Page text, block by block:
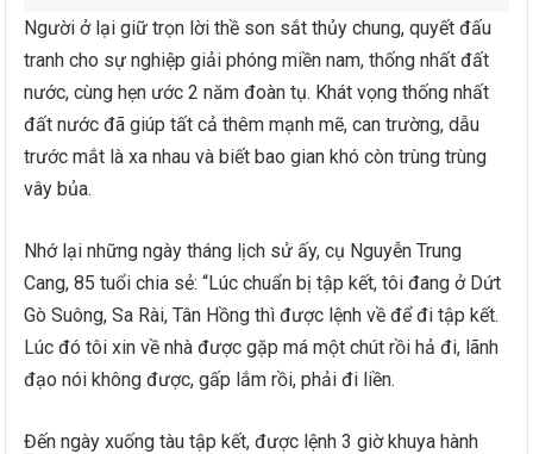
Người ở lại giữ trọn lời thề son sắt thủy chung, quyết đấu
tranh cho sự nghiệp giải phóng miền nam, thống nhất đất
nước, cùng hẹn ước 2 năm đoàn tụ. Khát vọng thống nhất
đất nước đã giúp tất cả thêm mạnh mẽ, can trường, dẫu
trước mắt là xa nhau và biết bao gian khó còn trùng trùng
vây bủa.
Nhớ lại những ngày tháng lịch sử ấy, cụ Nguyễn Trung
Cang, 85 tuổi chia sẻ: “Lúc chuẩn bị tập kết, tôi đang ở Dứt
Gò Suông, Sa Rài, Tân Hồng thì được lệnh về để đi tập kết.
Lúc đó tôi xin về nhà được gặp má một chút rồi hả đi, lãnh
đạo nói không được, gấp lắm rồi, phải đi liền.
Đến ngày xuống tàu tập kết, được lệnh 3 giờ khuya hành